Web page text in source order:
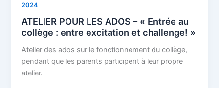
2024
ATELIER POUR LES ADOS – « Entrée au
collège : entre excitation et challenge! »
Atelier des ados sur le fonctionnement du collège,
pendant que les parents participent à leur propre
atelier.